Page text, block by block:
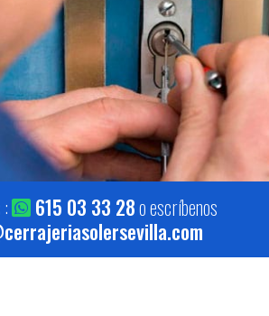
: 615 03 33 28o escríbenos